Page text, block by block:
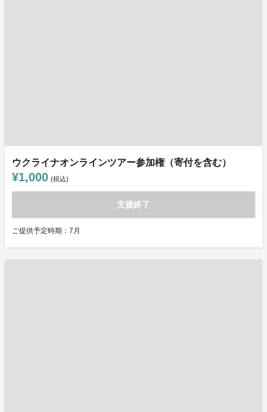
ウクライナオンラインツアー参加権（寄付を含む）
¥1,000 (税込)
支援終了
ご提供予定時期：7月